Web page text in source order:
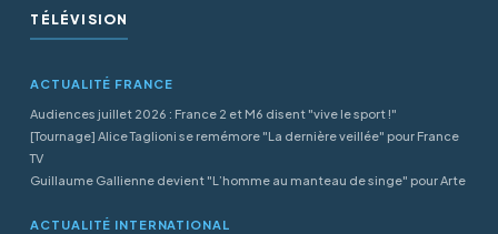
TÉLÉVISION
ACTUALITÉ FRANCE
Audiences juillet 2026 : France 2 et M6 disent "vive le sport !"
[Tournage] Alice Taglioni se remémore "La dernière veillée" pour France
TV
Guillaume Gallienne devient "L’homme au manteau de singe" pour Arte
ACTUALITÉ INTERNATIONAL